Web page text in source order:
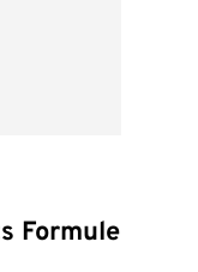
Formule